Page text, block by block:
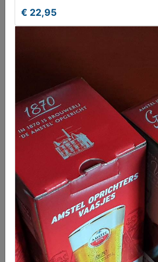
Porselein (chinees)
€ 25,00
€ 22,95